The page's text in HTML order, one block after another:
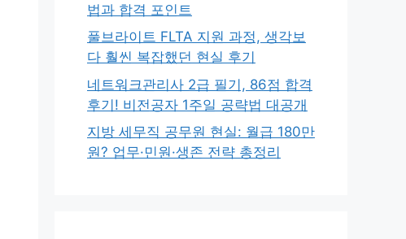
법과 합격 포인트
풀브라이트 FLTA 지원 과정, 생각보
다 훨씬 복잡했던 현실 후기
네트워크관리사 2급 필기, 86점 합격
후기! 비전공자 1주일 공략법 대공개
지방 세무직 공무원 현실: 월급 180만
원? 업무·민원·생존 전략 총정리